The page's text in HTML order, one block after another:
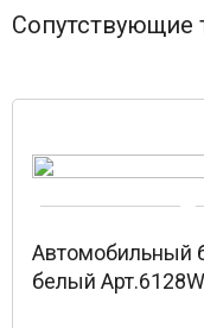
Сопутствующие
Автомобильный
белый Арт.6128W